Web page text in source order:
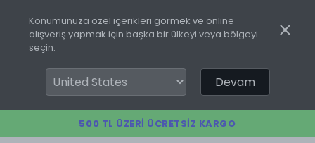
Konumunuza özel içerikleri görmek ve online
alışveriş yapmak için başka bir ülkeyi veya bölgeyi
seçin.
Devam
500 TL ÜZERI ÜCRETSIZ KARGO